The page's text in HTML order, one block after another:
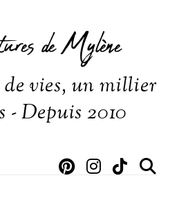
de Mylène
vies, un millier
- Depuis 2010